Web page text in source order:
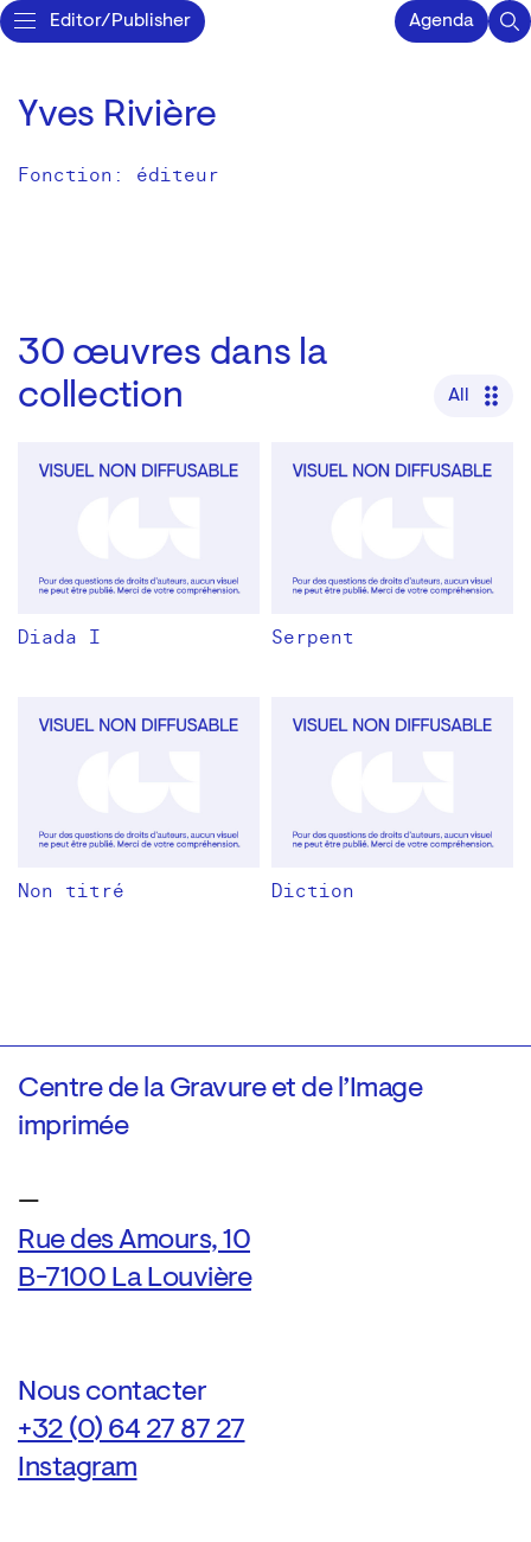
Editor/Publisher Agenda
Yves Rivière
Fonction: éditeur
30 œuvres dans la
collection
All
Diada I Serpent
Non titré Diction
Centre de la Gravure et de l’Image
imprimée
—
Rue des Amours, 10
B-7100 La Louvière
Nous contacter
+32 (0) 64 27 87 27
Instagram